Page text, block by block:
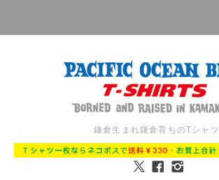
鎌倉生まれ鎌倉育ちのTシャツ